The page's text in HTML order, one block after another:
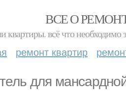
ВСЕ О
квартиры. всё что
ремонт квартир
для